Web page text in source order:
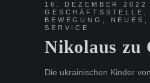
16. DEZEMBER 2022
GESCHÄFTSSTELLE
BEWEGUNG
NEUES
SERVICE
Nikolaus zu
Die ukrainischen Kinder